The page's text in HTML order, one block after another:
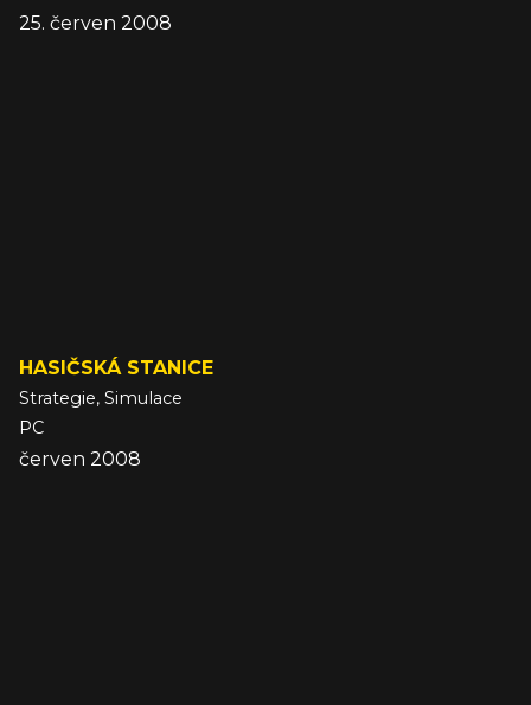
25. červen 2008
HASIČSKÁ STANICE
Strategie, Simulace
PC
červen 2008